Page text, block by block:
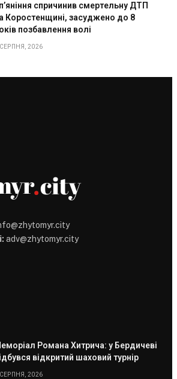
спричинив смертельну ДТП
Коростенщині, засуджено до 8
позбавлення волі
2026
adv@zhytomyr.city
Романа Хитрича: у Бердичеві
відкритий шаховий турнір
2026